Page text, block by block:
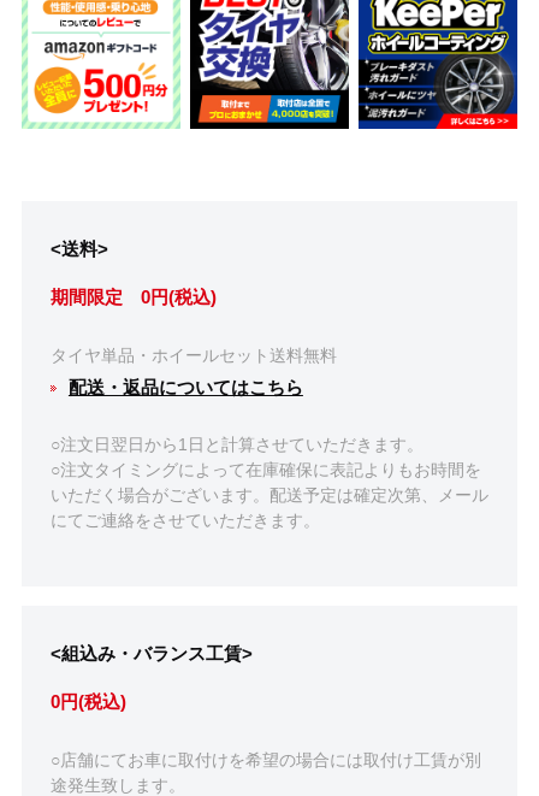
<送料>
期間限定 0円(税込)
タイヤ単品・ホイールセット送料無料
配送・返品についてはこちら
○注文日翌日から1日と計算させていただきます。
○注文タイミングによって在庫確保に表記よりもお時間を
いただく場合がございます。配送予定は確定次第、メール
にてご連絡をさせていただきます。
<組込み・バランス工賃>
0円(税込)
○店舗にてお車に取付けを希望の場合には取付け工賃が別
途発生致します。